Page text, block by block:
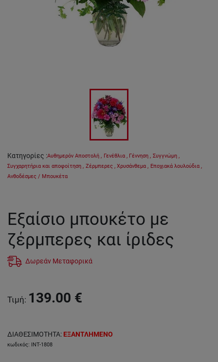
Κατηγορίες :Αυθημερόν Αποστολή , Γενέθλια , Γέννηση , Συγγνώμη ,
Συγχαρητήρια και αποφοίτηση , Ζέρμπερες , Χρυσάνθεμα , Εποχιακά λουλούδια ,
Ανθοδέσμες / Μπουκέτα
Εξαίσιο μπουκέτο με
ζέρμπερες και ίριδες
Δωρεάν Μεταφορικά
Τιμή: 139.00 €
ΔΙΑΘΕΣΙΜΟΤΗΤΑ: ΕΞΑΝΤΛΗΜΕΝΟ
κωδικός: INT-1808